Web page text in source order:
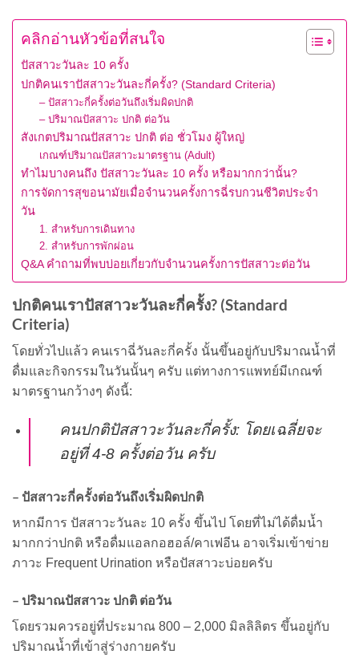
คลิกอ่านหัวข้อที่สนใจ
ปัสสาวะวันละ 10 ครั้ง
ปกติคนเราปัสสาวะวันละกี่ครั้ง? (Standard Criteria)
– ปัสสาวะกี่ครั้งต่อวันถึงเริ่มผิดปกติ
– ปริมาณปัสสาวะ ปกติ ต่อวัน
สังเกตปริมาณปัสสาวะ ปกติ ต่อ ชั่วโมง ผู้ใหญ่
เกณฑ์ปริมาณปัสสาวะมาตรฐาน (Adult)
ทำไมบางคนถึง ปัสสาวะวันละ 10 ครั้ง หรือมากกว่านั้น?
การจัดการสุขอนามัยเมื่อจำนวนครั้งการฉี่รบกวนชีวิตประจำ
วัน
1. สำหรับการเดินทาง
2. สำหรับการพักผ่อน
Q&A คำถามที่พบบ่อยเกี่ยวกับจำนวนครั้งการปัสสาวะต่อวัน
ปกติคนเราปัสสาวะวันละกี่ครั้ง? (Standard
Criteria)
โดยทั่วไปแล้ว คนเราฉี่วันละกี่ครั้ง นั้นขึ้นอยู่กับปริมาณน้ำที่
ดื่มและกิจกรรมในวันนั้นๆ ครับ แต่ทางการแพทย์มีเกณฑ์
มาตรฐานกว้างๆ ดังนี้:
คนปกติปัสสาวะวันละกี่ครั้ง: โดยเฉลี่ยจะ
อยู่ที่ 4-8 ครั้งต่อวัน ครับ
– ปัสสาวะกี่ครั้งต่อวันถึงเริ่มผิดปกติ
หากมีการ ปัสสาวะวันละ 10 ครั้ง ขึ้นไป โดยที่ไม่ได้ดื่มน้ำ
มากกว่าปกติ หรือดื่มแอลกอฮอล์/คาเฟอีน อาจเริ่มเข้าข่าย
ภาวะ Frequent Urination หรือปัสสาวะบ่อยครับ
– ปริมาณปัสสาวะ ปกติ ต่อวัน
โดยรวมควรอยู่ที่ประมาณ 800 – 2,000 มิลลิลิตร ขึ้นอยู่กับ
ปริมาณน้ำที่เข้าสู่ร่างกายครับ